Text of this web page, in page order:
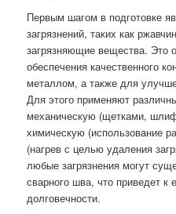
Первым шагом в подготовке
загрязнений, таких как
загрязняющие вещества. Это
обеспечения качественного
металлом, а также для
Для этого применяют
механическую (щетками,
химическую (использование
(нагрев с целью удаления
любые загрязнения могут
сварного шва, что приведет к
долговечности.